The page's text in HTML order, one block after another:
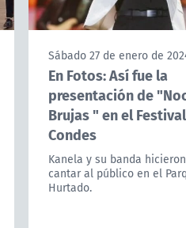
Sábado 27 de enero de
En Fotos: Así fue la
presentación de
Brujas " en el
Condes
Kanela y su banda
cantar al público en el
Hurtado.